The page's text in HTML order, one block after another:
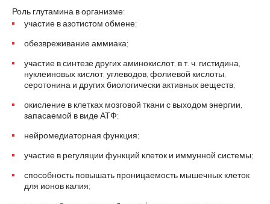
Роль глутамина в организме:
участие в азотистом обмене;
обезвреживание аммиака;
участие в синтезе других аминокислот, в т. ч. гистидина,
нуклеиновых кислот, углеводов, фолиевой кислоты,
серотонина и других биологически активных веществ;
окисление в клетках мозговой ткани с выходом энергии,
запасаемой в виде АТФ;
нейромедиаторная функция;
участие в регуляции функций клеток и иммунной системы;
способность повышать проницаемость мышечных клеток
для ионов калия;